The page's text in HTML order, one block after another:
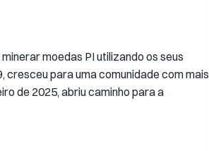
moedas PI utilizando os seus
cresceu para uma comunidade com mais
de 2025, abriu caminho para a